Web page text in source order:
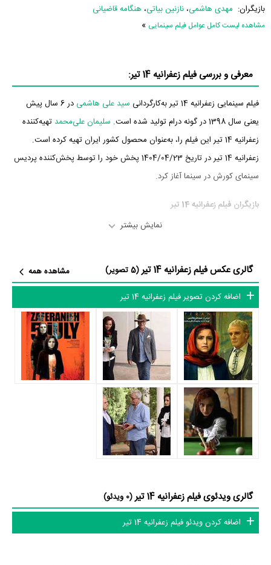
بازیگران: مهدی هاشمی، نازنین بیاتی، هنگامه قاضیانی
مشاهده لیست کامل عوامل فیلم سینمایی »
معرفی و بررسی فیلم زعفرانیه 14 تیر:
فیلم سینمایی زعفرانیه 14 تیر به‌کارگردانی سید علی هاشمی
در 6 سال پیش
یعنی سال 1398 در گونه درام تولید شده است.
سلیمان علی‌محمد تهیه‌کننده
زعفرانیه 14 تیر این فیلم را، به‌عنوان محصول کشور ایران تهیه کرده است.
زعفرانیه 14 تیر در تاریخ 1404/04/23 پخش خود را توسط پخش‌کننده پردیس
سینمای کورش در سینما آغاز کرد.
بازیگران فیلم زعفرانیه 14 تیر
وعلی قاسمی
به ایفای نقش و بازیگری پرداخته‌اند. در فیلم زعفرانیه 14 تیر
حدود 6 بازیگر جلوی دوربین رفته‌اند که از نظر تعداد بازیگران می‌توان زعفرانیه
14 تیر را یک اثر کم‌بازیگر و با تعداد شخصیت‌های داستانی کم عنوان کرد.
متوسط سن بازیگران زعفرانیه 14 تیر براساس میزان سنی که از آنها در
دایرةالمعارف آنلاین سینما و تلویزیون یعنیمنظوم
ثبت شده، 57 سال است که
نشان می‌دهد بازیگران زعفرانیه 14 تیر عمدتا از نظر سنی افرادی پیر و باتجربه
هستند.
داستان فیلم زعفرانیه 14 تیر
در خلاصه داستانی که یا از سوی تیم رسانه‌ای اثر و یا توسط دیگر رسانه‌ها درباره
داستان زعفرانیه 14 تیر منتشر شده است، می‌خوانیم: «درباره‌ی زندگی خانواده‌ی
انوشه، یک خانواده‌ی پولدار سطح بالاست که در روز چهاردهم تیرماه و تولد
نمایش بیشتر
گالری عکس فیلم زعفرانیه 14 تیر (5 تصویر)
مشاهده همه
اضافه کردن تصویر فیلم زعفرانیه 14 تیر
گالری ویدئوی فیلم زعفرانیه 14 تیر
(0 ویدئو)
اضافه کردن ویدئو فیلم زعفرانیه 14 تیر